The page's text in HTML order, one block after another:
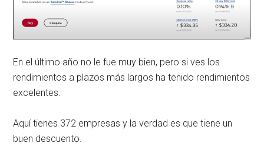
En el último año no le fue muy bien, pero si ves los
rendimientos a plazos más largos ha tenido rendimientos
excelentes.
Aquí tienes 372 empresas y la verdad es que tiene un
buen descuento.